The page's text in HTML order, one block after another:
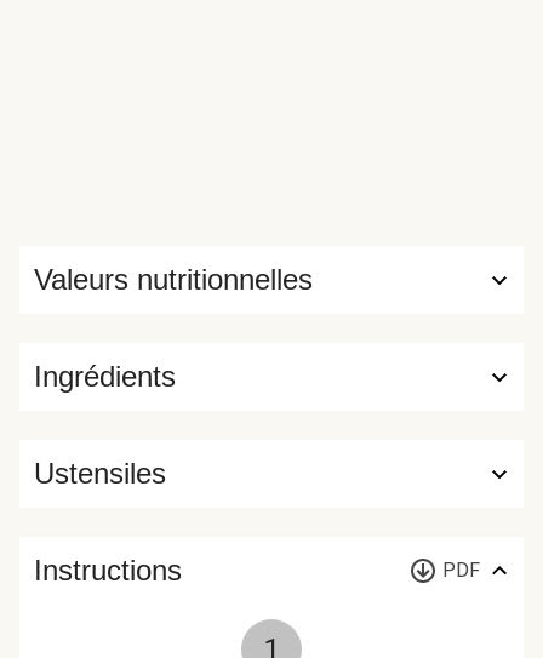
Ingrédients
Valeurs nutritionnelles
Ustensiles
Instructions PDF
1